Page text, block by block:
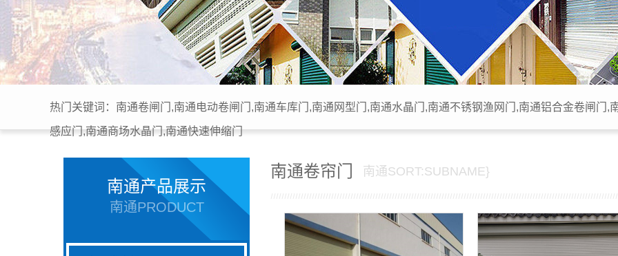
热门关键词：南通卷闸门,南通电动卷闸门,南通车库门,南通网型门,南通水晶门,南通不锈钢渔网门,南通铝合金卷闸门,
感应门,南通商场水晶门,南通快速伸缩门
南通产品展示
南通PRODUCT
南通卷帘门 南通SORT:SUBNAME}